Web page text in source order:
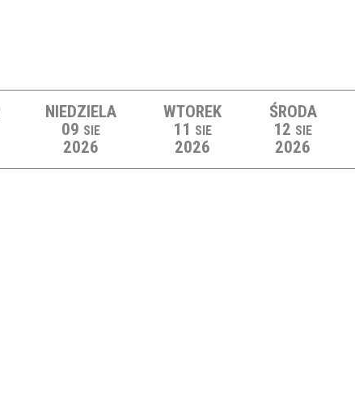
NIEDZIELA
09 SIE
2026
WTOREK
11 SIE
2026
ŚRODA
12 SIE
2026